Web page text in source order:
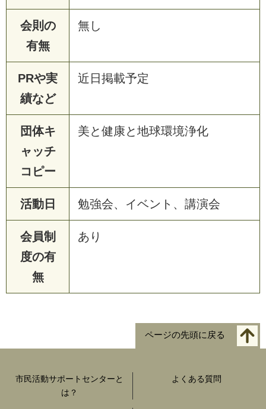
会則の
有無
無し
PRや実
績など
近日掲載予定
団体キ
ャッチ
コピー
美と健康と地球環境浄化
活動日 勉強会、イベント、講演会
会員制
度の有
無
あり
ページの先頭に戻る
市民活動サポートセンターと
は？
よくある質問